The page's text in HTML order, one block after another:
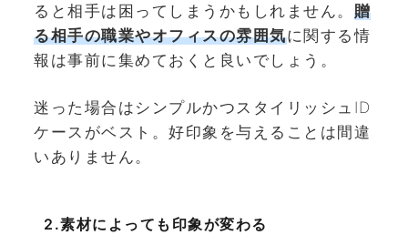
ると相手は困ってしまうかもしれません。 贈
る相手の職業やオフィスの雰囲気に関する情
報は事前に集めておくと良いでしょう。
迷った場合はシンプルかつスタイリッシュID
ケースがベスト。好印象を与えることは間違
いありません。
2.素材によっても印象が変わる